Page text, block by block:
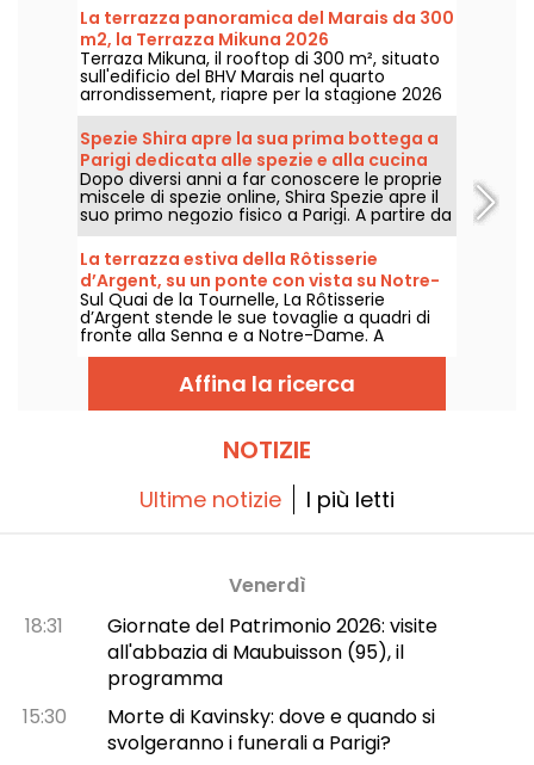
La terrazza panoramica del Marais da 300
m2, la Terrazza Mikuna 2026
Terraza Mikuna, il rooftop di 300 m², situato
sull'edificio del BHV Marais nel quarto
arrondissement, riapre per la stagione 2026
con una carta reinventata, una nuova
proposta pranzo e cocktail sfiziosi.
Spezie Shira apre la sua prima bottega a
Parigi dedicata alle spezie e alla cucina
mediterranea
Dopo diversi anni a far conoscere le proprie
miscele di spezie online, Shira Spezie apre il
suo primo negozio fisico a Parigi. A partire da
settembre 2026, l’insegna entra al Marché
Saint-Martin, nel decimo arrondissement,
con una bottega alimentare, un’offerta di
piatti mediterranei da asporto e una
selezione di prodotti fini provenienti da tutto
il mondo.
La terrazza estiva della Rôtisserie
d’Argent, su un ponte con vista su Notre-
Dame - recensioni e foto
Sul Quai de la Tournelle, La Rôtisserie
d’Argent stende le sue tovaglie a quadri di
fronte alla Senna e a Notre-Dame. A
mezzogiorno o di sera, questa terrazza
estiva serve i grandi classici del bistrot
rivisitati dallo chef Romuald Sinnan, in un
arredamento da cartolina che, per una
Affina la ricerca
NOTIZIE
Ultime notizie I più letti
Venerdì
18:31
Giornate del Patrimonio 2026: visite
all'abbazia di Maubuisson (95), il
programma
15:30
Morte di Kavinsky: dove e quando si
svolgeranno i funerali a Parigi?